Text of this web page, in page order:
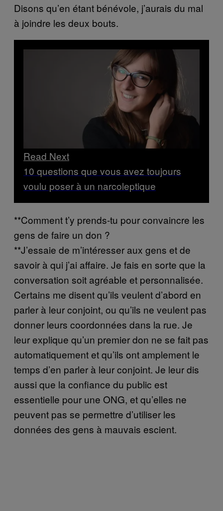
Disons qu’en étant bénévole, j’aurais du mal
à joindre les deux bouts.
Read Next
10 questions que vous avez toujours
voulu poser à un narcoleptique
**Comment t’y prends-tu pour convaincre les
gens de faire un don ?
**J’essaie de m’intéresser aux gens et de
savoir à qui j’ai affaire. Je fais en sorte que la
conversation soit agréable et personnalisée.
Certains me disent qu’ils veulent d’abord en
parler à leur conjoint, ou qu’ils ne veulent pas
donner leurs coordonnées dans la rue. Je
leur explique qu’un premier don ne se fait pas
automatiquement et qu’ils ont amplement le
temps d’en parler à leur conjoint. Je leur dis
aussi que la confiance du public est
essentielle pour une ONG, et qu’elles ne
peuvent pas se permettre d’utiliser les
données des gens à mauvais escient.